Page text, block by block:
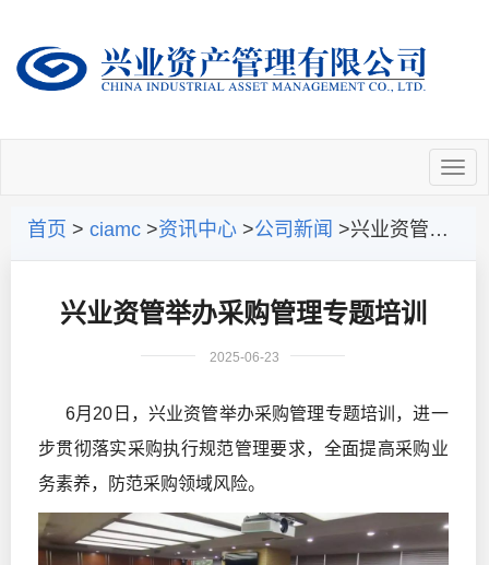
首页 > ciamc >资讯中心 >公司新闻 >兴业资管举办采购管理专题培训
兴业资管举办采购管理专题培训
2025-06-23
6月20日，兴业资管举办采购管理专题培训，进一
步贯彻落实采购执行规范管理要求，全面提高采购业
务素养，防范采购领域风险。